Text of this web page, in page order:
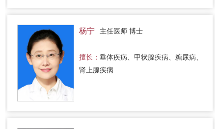
杨宁 主任医师 博士
擅长： 垂体疾病、甲状腺疾病、糖尿病、
肾上腺疾病